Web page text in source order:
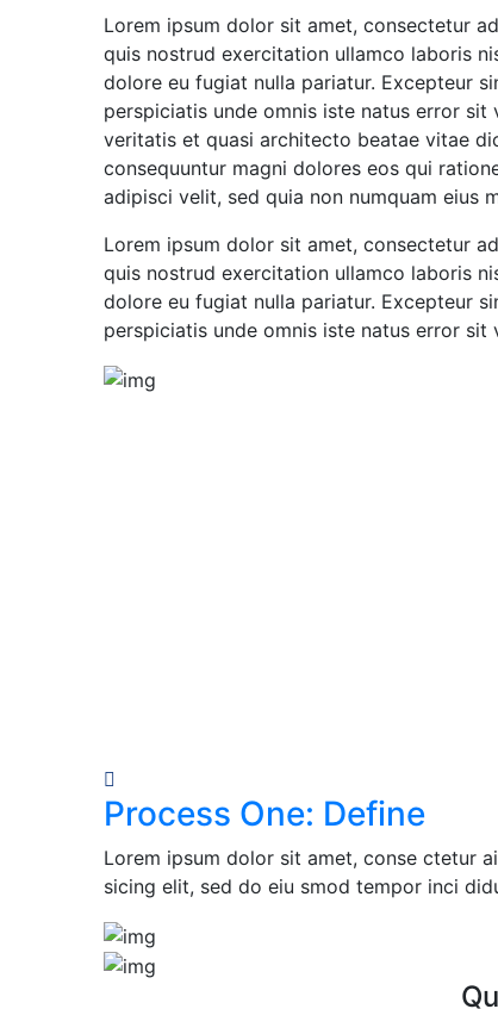
Lorem ipsum dolor sit amet, consectetur
quis nostrud exercitation ullamco laboris
dolore eu fugiat nulla pariatur. Excepteur
perspiciatis unde omnis iste natus error
veritatis et quasi architecto beatae vitae
consequuntur magni dolores eos qui
adipisci velit, sed quia non numquam eius
Lorem ipsum dolor sit amet, consectetur
quis nostrud exercitation ullamco laboris
dolore eu fugiat nulla pariatur. Excepteur
perspiciatis unde omnis iste natus error
Process One: Define
Lorem ipsum dolor sit amet, conse ctetur
sicing elit, sed do eiu smod tempor inci